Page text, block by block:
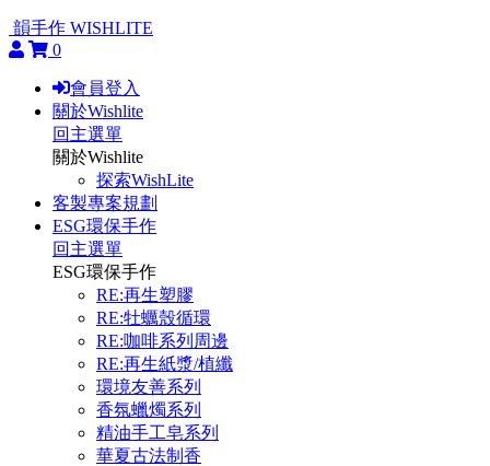
韻手作 WISHLITE
0
會員登入
關於Wishlite
回主選單
關於Wishlite
探索WishLite
客製專案規劃
ESG環保手作
回主選單
ESG環保手作
RE:再生塑膠
RE:牡蠣殼循環
RE:咖啡系列周邊
RE:再生紙漿/植纖
環境友善系列
香氛蠟燭系列
精油手工皂系列
華夏古法制香